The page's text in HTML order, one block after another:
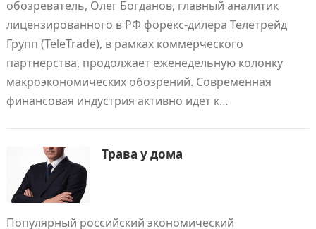
обозреватель, Олег Богданов, главный аналитик
лицензированного в РФ форекс-дилера Телетрейд
Групп (TeleTrade), в рамках коммерческого
партнерства, продолжает еженедельную колонку
макроэкономических обозрений. Современная
финансовая индустрия активно идет к…
Трава у дома
Популярный российский экономический